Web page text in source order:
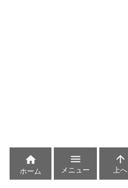

ホーム

メニュー

上へ